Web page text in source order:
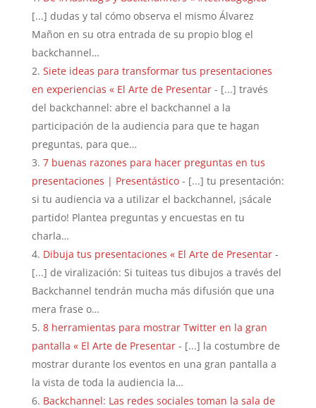
[...] dudas y tal cómo observa el mismo Álvarez
Mañon en su otra entrada de su propio blog el
backchannel…
Siete ideas para transformar tus presentaciones
en experiencias « El Arte de Presentar- [...] través
del backchannel: abre el backchannel a la
participación de la audiencia para que te hagan
preguntas, para que…
7 buenas razones para hacer preguntas en tus
presentaciones | Presentástico- [...] tu presentación:
si tu audiencia va a utilizar el backchannel, ¡sácale
partido! Plantea preguntas y encuestas en tu
charla…
Dibuja tus presentaciones « El Arte de Presentar-
[...] de viralización: Si tuiteas tus dibujos a través del
Backchannel tendrán mucha más difusión que una
mera frase o…
8 herramientas para mostrar Twitter en la gran
pantalla « El Arte de Presentar- [...] la costumbre de
mostrar durante los eventos en una gran pantalla a
la vista de toda la audiencia la…
Backchannel: Las redes sociales toman la sala de